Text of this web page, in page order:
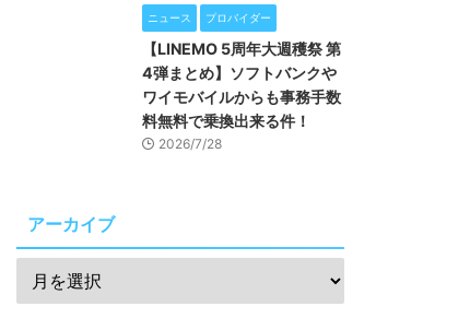
ニュース プロバイダー
【LINEMO 5周年大週穫祭 第
4弾まとめ】ソフトバンクや
ワイモバイルからも事務手数
料無料で乗換出来る件！
2026/7/28
アーカイブ